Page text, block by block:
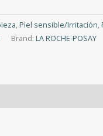
,Piel sensible/Irritación,
Brand: LA ROCHE-POSAY